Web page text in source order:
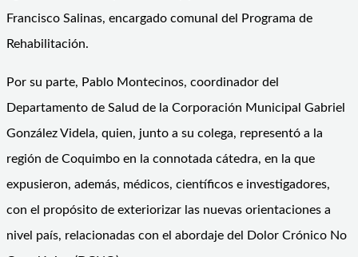
Francisco Salinas, encargado comunal del Programa de
Rehabilitación.
Por su parte, Pablo Montecinos, coordinador del
Departamento de Salud de la Corporación Municipal Gabriel
González Videla, quien, junto a su colega, representó a la
región de Coquimbo en la connotada cátedra, en la que
expusieron, además, médicos, científicos e investigadores,
con el propósito de exteriorizar las nuevas orientaciones a
nivel país, relacionadas con el abordaje del Dolor Crónico No